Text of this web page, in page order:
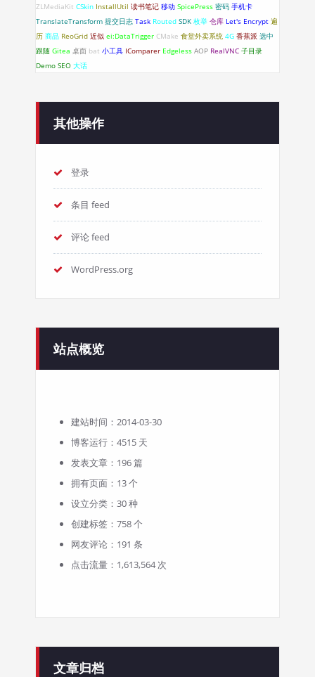
ZLMediaKit CSkin InstallUtil 读书笔记 移动 SpicePress 密码 手机卡
TranslateTransform 提交日志 Task Routed SDK 枚举 仓库 Let's Encrypt 遍
历 商品 ReoGrid 近似 ei:DataTrigger CMake 食堂外卖系统 4G 香蕉派 选中
跟随 Gitea 桌面 bat 小工具 IComparer Edgeless AOP RealVNC 子目录
Demo SEO 大话
其他操作
登录
条目 feed
评论 feed
WordPress.org
站点概览
建站时间：2014-03-30
博客运行：4515 天
发表文章：196 篇
拥有页面：13 个
设立分类：30 种
创建标签：758 个
网友评论：191 条
点击流量：1,613,564 次
文章归档